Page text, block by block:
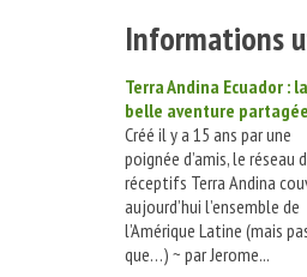
Informations
Terra Andina Ecuador : la
belle aventure partagée
Créé il y a 15 ans par une
poignée d’amis, le réseau
réceptifs Terra Andina
aujourd’hui l’ensemble de
l’Amérique Latine (mais
que…) ~ par Jerome...